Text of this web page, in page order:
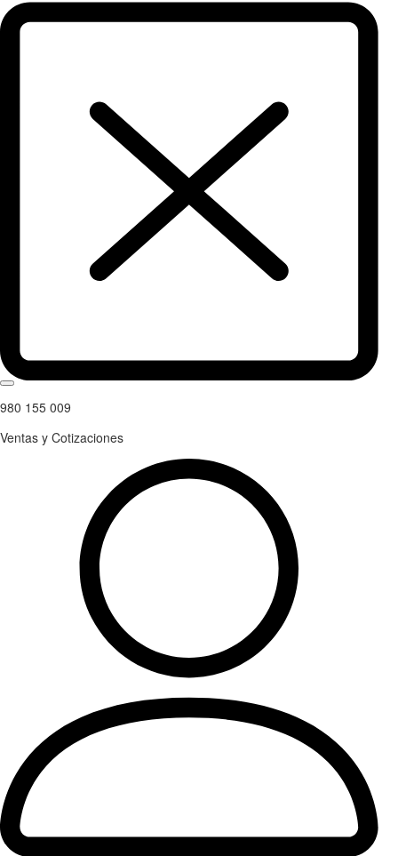
980 155 009
Ventas y Cotizaciones